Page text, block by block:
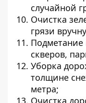
случайной
Очистка
грязи
скверов,
Уборка
толщине
метра;
Очистка